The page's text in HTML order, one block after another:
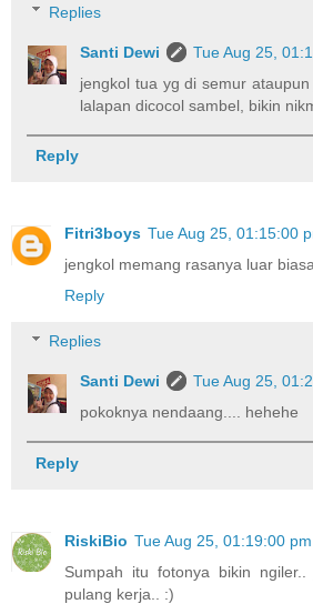
Replies
Santi Dewi
Tue Aug 25,
jengkol tua yg di semur
lalapan dicocol sambel, bikin
Reply
Fitri3boys Tue Aug 25, 01:15:00
jengkol memang rasanya luar
Reply
Replies
Santi Dewi
Tue Aug 25,
pokoknya nendaang.... hehehe
Reply
RiskiBio Tue Aug 25, 01:19:00
Sumpah itu fotonya bikin
pulang kerja.. :)